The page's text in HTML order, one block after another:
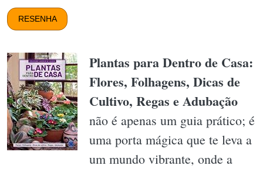
RESENHA
Plantas para Dentro de Casa:
Flores, Folhagens, Dicas de
Cultivo, Regas e Adubação
não é apenas um guia prático; é
uma porta mágica que te leva a
um mundo vibrante, onde a